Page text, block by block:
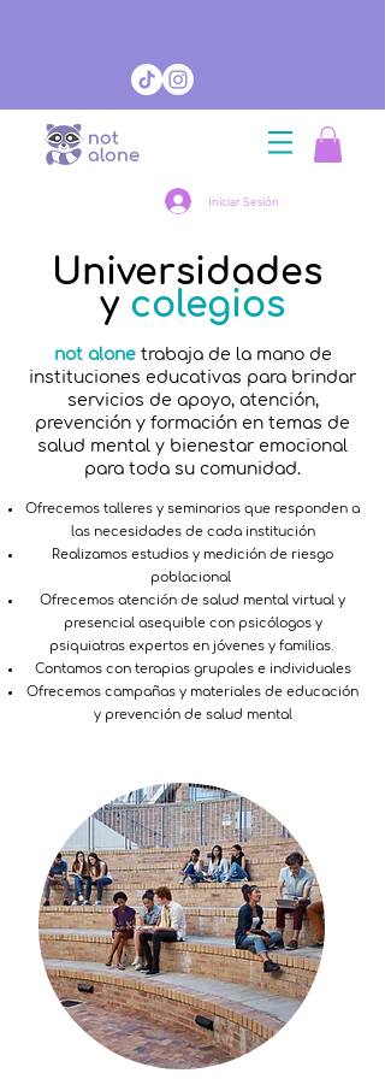
Iniciar Sesión
Universidades
y colegios
not alonetrabaja de la mano de
instituciones educativas para brindar
servicios de apoyo, atención,
prevención y formación en temas de
salud mental y bienestar emocional
para toda su comunidad.
Ofrecemos talleres y seminarios que responden a
las necesidades de cada institución
Realizamos estudios y medición de riesgo
poblacional
Ofrecemos atención de salud mental virtual y
presencial asequible con psicólogos y
psiquiatras expertos en jóvenes y familias.
Contamos con terapias grupales e individuales
Ofrecemos campañas y materiales de educación
y prevención de salud mental